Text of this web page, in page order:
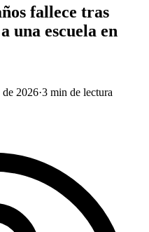
fallece tras
una escuela en
de 2026·3 min de lectura